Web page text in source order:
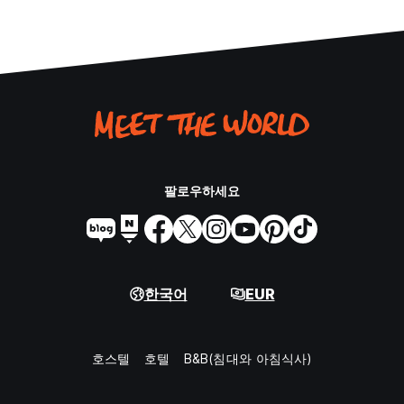
팔로우하세요
한국어 EUR
호스텔 호텔 B&B(침대와 아침식사)